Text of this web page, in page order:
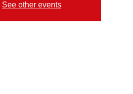
See other events